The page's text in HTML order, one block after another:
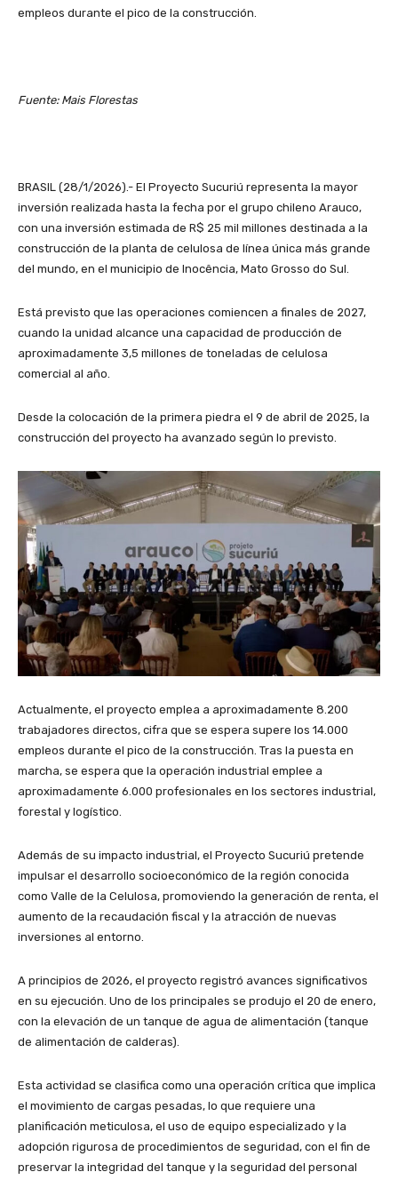
empleos durante el pico de la construcción.
Fuente: Mais Florestas
BRASIL (28/1/2026).- El Proyecto Sucuriú representa la mayor
inversión realizada hasta la fecha por el grupo chileno Arauco,
con una inversión estimada de R$ 25 mil millones destinada a la
construcción de la planta de celulosa de línea única más grande
del mundo, en el municipio de Inocência, Mato Grosso do Sul.
Está previsto que las operaciones comiencen a finales de 2027,
cuando la unidad alcance una capacidad de producción de
aproximadamente 3,5 millones de toneladas de celulosa
comercial al año.
Desde la colocación de la primera piedra el 9 de abril de 2025, la
construcción del proyecto ha avanzado según lo previsto.
Actualmente, el proyecto emplea a aproximadamente 8.200
trabajadores directos, cifra que se espera supere los 14.000
empleos durante el pico de la construcción. Tras la puesta en
marcha, se espera que la operación industrial emplee a
aproximadamente 6.000 profesionales en los sectores industrial,
forestal y logístico.
Además de su impacto industrial, el Proyecto Sucuriú pretende
impulsar el desarrollo socioeconómico de la región conocida
como Valle de la Celulosa, promoviendo la generación de renta, el
aumento de la recaudación fiscal y la atracción de nuevas
inversiones al entorno.
A principios de 2026, el proyecto registró avances significativos
en su ejecución. Uno de los principales se produjo el 20 de enero,
con la elevación de un tanque de agua de alimentación (tanque
de alimentación de calderas).
Esta actividad se clasifica como una operación crítica que implica
el movimiento de cargas pesadas, lo que requiere una
planificación meticulosa, el uso de equipo especializado y la
adopción rigurosa de procedimientos de seguridad, con el fin de
preservar la integridad del tanque y la seguridad del personal